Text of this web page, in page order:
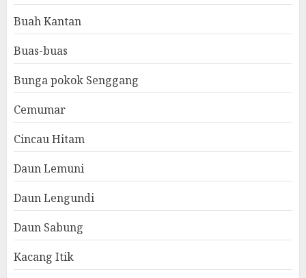
Buah Kantan
Buas-buas
Bunga pokok Senggang
Cemumar
Cincau Hitam
Daun Lemuni
Daun Lengundi
Daun Sabung
Kacang Itik